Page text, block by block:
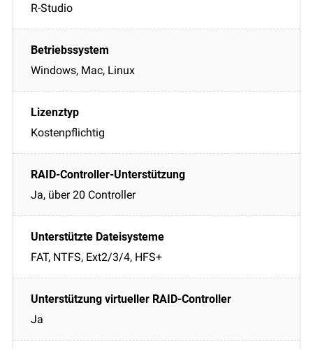
R-Studio
Windows, Mac, Linux
Kostenpflichtig
Ja, über 20 Controller
FAT, NTFS, Ext2/3/4, HFS+
Ja